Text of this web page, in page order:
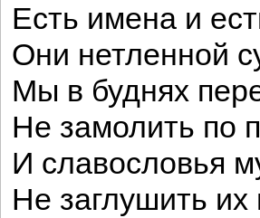
Есть имена и
Они нетленной
Мы в буднях
Не замолить по
И славословья
Не заглушить их